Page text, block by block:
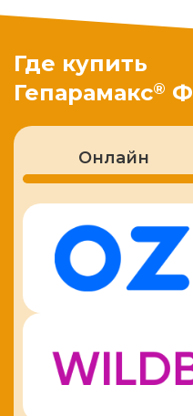
Где купить
Гепарамакс®
Онлайн